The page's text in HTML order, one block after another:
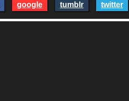
google tumblr twitter